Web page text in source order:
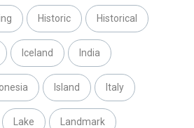
Historic Historical
Iceland India
Island Italy
Lake Landmark